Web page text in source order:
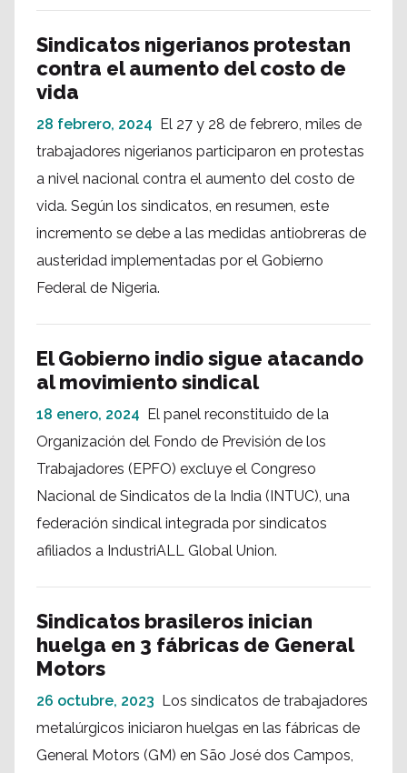
Sindicatos nigerianos protestan
contra el aumento del costo de
vida
28 febrero, 2024 El 27 y 28 de febrero, miles de
trabajadores nigerianos participaron en protestas
a nivel nacional contra el aumento del costo de
vida. Según los sindicatos, en resumen, este
incremento se debe a las medidas antiobreras de
austeridad implementadas por el Gobierno
Federal de Nigeria.
El Gobierno indio sigue atacando
al movimiento sindical
18 enero, 2024 El panel reconstituido de la
Organización del Fondo de Previsión de los
Trabajadores (EPFO) excluye el Congreso
Nacional de Sindicatos de la India (INTUC), una
federación sindical integrada por sindicatos
afiliados a IndustriALL Global Union.
Sindicatos brasileros inician
huelga en 3 fábricas de General
Motors
26 octubre, 2023 Los sindicatos de trabajadores
metalúrgicos iniciaron huelgas en las fábricas de
General Motors (GM) en São José dos Campos,